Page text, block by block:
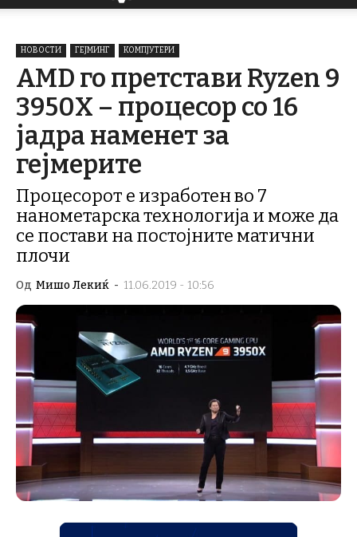
НОВОСТИ ГЕЈМИНГ КОМПЈУТЕРИ
AMD го претстави Ryzen 9
3950X – процесор со 16
јадра наменет за
гејмерите
Процесорот е изработен во 7
нанометарска технологија и може да
се постави на постојните матични
плочи
Од Мишо Лекиќ - 11.06.2019 - 10:56